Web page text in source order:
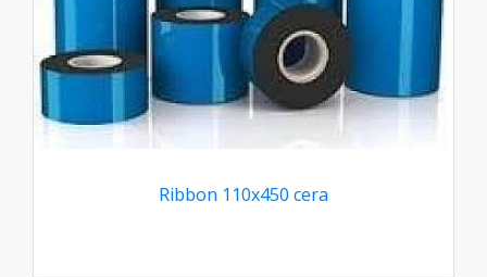
Ribbon 110x450 cera